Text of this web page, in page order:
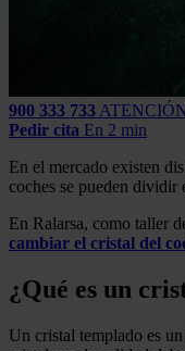
900 333 733
Pedir cita En 2 min
En el mercado existen
coches se pueden dividir
En Ralarsa, como taller
cambiar el cristal del
¿Qué es un
Un cristal templado es